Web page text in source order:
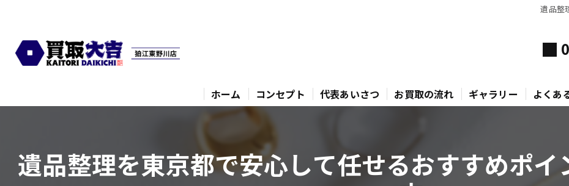
遺品整
ホーム コンセプト 代表あいさつ お買取の流れ ギャラリー よくあ
遺品整理を東京都で安心して任せるおすすめポ